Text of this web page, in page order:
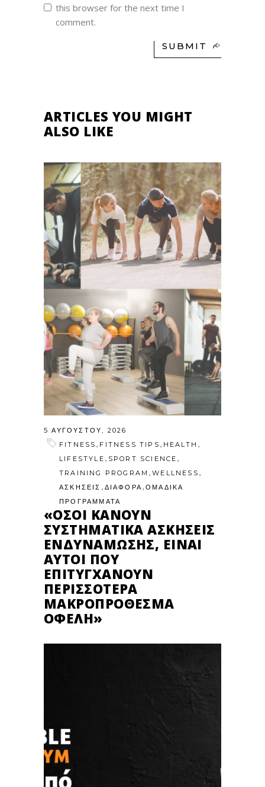
this browser for the next time I
comment.
SUBMIT
ARTICLES YOU MIGHT
ALSO LIKE
5 ΑΥΓΟΎΣΤΟΥ, 2026
FITNESS , FITNESS TIPS , HEALTH ,
LIFESTYLE , SPORT SCIENCE ,
TRAINING PROGRAM ,WELLNESS ,
ΑΣΚΗΣΕΙΣ , ΔΙΑΦΟΡΑ ,ΟΜΑΔΙΚΑ
ΠΡΟΓΡΑΜΜΑΤΑ
«ΌΣΟΙ ΚΆΝΟΥΝ
ΣΥΣΤΗΜΑΤΙΚΆ ΑΣΚΉΣΕΙΣ
ΕΝΔΥΝΆΜΩΣΗΣ, ΕΊΝΑΙ
ΑΥΤΟΊ ΠΟΥ
ΕΠΙΤΥΓΧΆΝΟΥΝ
ΠΕΡΙΣΣΌΤΕΡΑ
ΜΑΚΡΟΠΡΌΘΕΣΜΑ
ΟΦΈΛΗ»